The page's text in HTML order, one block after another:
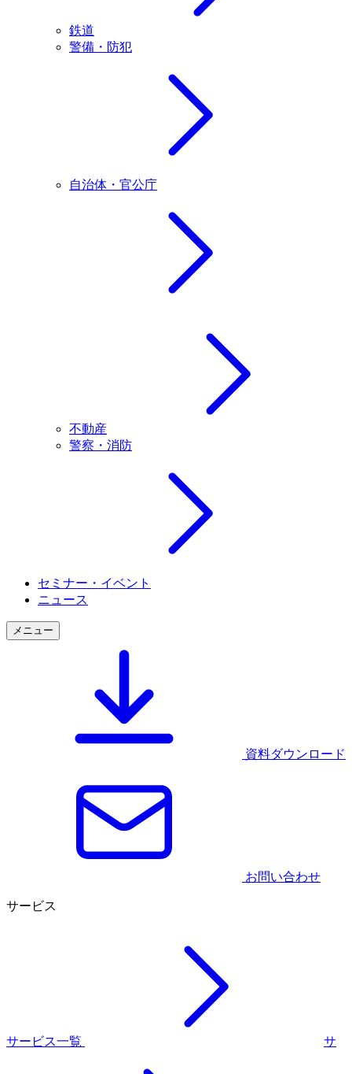
鉄道
警備・防犯
自治体・官公庁
不動産
警察・消防
セミナー・イベント
ニュース
メニュー
資料ダウンロード
お問い合わせ
サービス
サービス一覧 サ